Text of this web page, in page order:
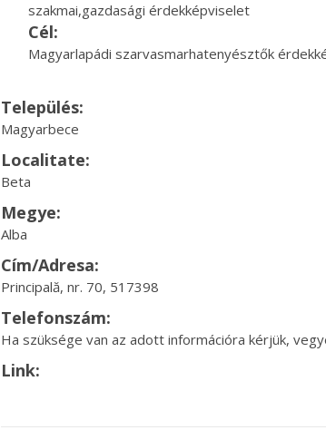
szakmai,gazdasági érdekképviselet
Cél:
Magyarlapádi szarvasmarhatenyésztők
Település:
Magyarbece
Localitate:
Beta
Megye:
Alba
Cím/Adresa:
Principală, nr. 70, 517398
Telefonszám:
Ha szüksége van az adott információra kérjük,
Link: